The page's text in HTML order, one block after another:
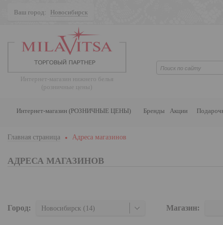
Ваш город: Новосибирск
Интернет-магазин нижнего белья
(розничные цены)
Интернет-магазин (РОЗНИЧНЫЕ ЦЕНЫ) Бренды Акции
Главная страница Адреса магазинов
АДРЕСА МАГАЗИНОВ
Город: Новосибирск (14) Магазин: